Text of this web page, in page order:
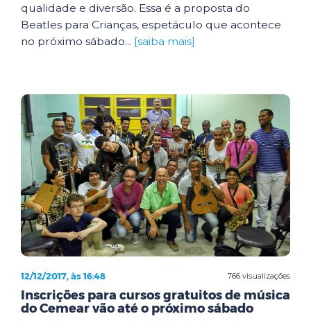
qualidade e diversão. Essa é a proposta do
Beatles para Crianças, espetáculo que acontece
no próximo sábado... [saiba mais]
766 visualizações
12/12/2017, às 16:48
Inscrições para cursos gratuitos de música
do Cemear vão até o próximo sábado